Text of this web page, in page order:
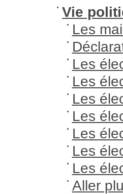
Vie
Les
Les
Les
Les
Les
Les
Les
Les
Aller